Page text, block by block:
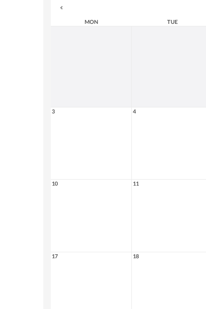
MON TUE
3 4
10 11
17 18